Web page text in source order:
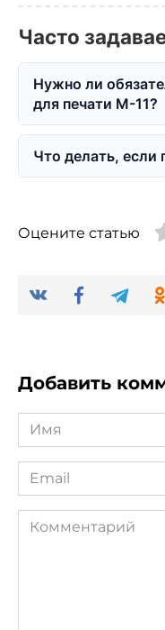
Часто
Нужно ли
для печати М-11?
Что делать, если
Оцените статью
Добавить
Имя
*
Email
*
Комментарий